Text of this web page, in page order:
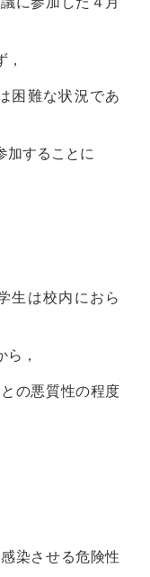
困難な状況であ
加することに
生は校内におら
，
の悪質性の程度
染させる危険性